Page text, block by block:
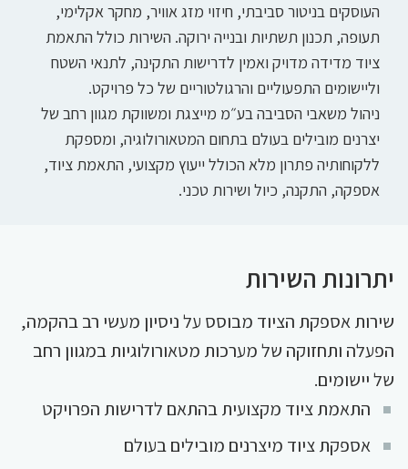
העוסקים בניטור סביבתי, חיזוי מזג אוויר, מחקר אקלימי,
תעופה, תכנון תשתיות ובנייה ירוקה. השירות כולל התאמת
ציוד מדידה מדויק ואמין לדרישות התקינה, לתנאי השטח
וליישומים התפעוליים והרגולטוריים של כל פרויקט.
ניהול משאבי הסביבה בע״מ מייצגת ומשווקת מגוון רחב של
יצרנים מובילים בעולם בתחום המטאורולוגיה, ומספקת
ללקוחותיה פתרון מלא הכולל ייעוץ מקצועי, התאמת ציוד,
אספקה, התקנה, כיול ושירות טכני.
יתרונות השירות
שירות אספקת הציוד מבוסס על ניסיון מעשי רב בהקמה,
הפעלה ותחזוקה של מערכות מטאורולוגיות במגוון רחב
של יישומים.
התאמת ציוד מקצועית בהתאם לדרישות הפרויקט
אספקת ציוד מיצרנים מובילים בעולם